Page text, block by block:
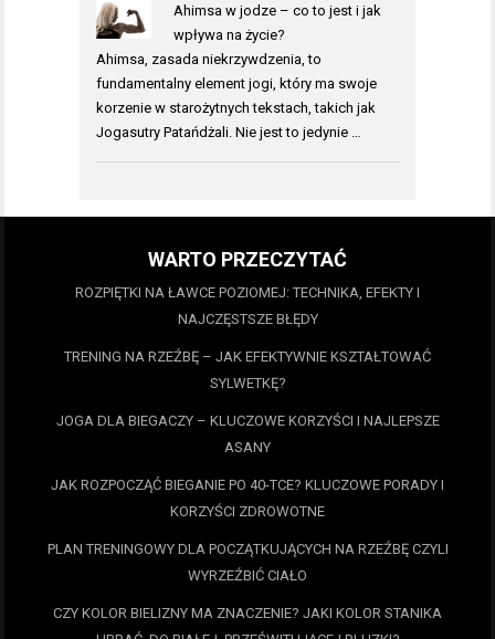
Ahimsa w jodze – co to jest i jak
wpływa na życie?
Ahimsa, zasada niekrzywdzenia, to
fundamentalny element jogi, który ma swoje
korzenie w starożytnych tekstach, takich jak
Jogasutry Patańdżali. Nie jest to jedynie …
WARTO PRZECZYTAĆ
ROZPIĘTKI NA ŁAWCE POZIOMEJ: TECHNIKA, EFEKTY I
NAJCZĘSTSZE BŁĘDY
TRENING NA RZEŹBĘ – JAK EFEKTYWNIE KSZTAŁTOWAĆ
SYLWETKĘ?
JOGA DLA BIEGACZY – KLUCZOWE KORZYŚCI I NAJLEPSZE
ASANY
JAK ROZPOCZĄĆ BIEGANIE PO 40-TCE? KLUCZOWE PORADY I
KORZYŚCI ZDROWOTNE
PLAN TRENINGOWY DLA POCZĄTKUJĄCYCH NA RZEŹBĘ CZYLI
WYRZEŹBIĆ CIAŁO
CZY KOLOR BIELIZNY MA ZNACZENIE? JAKI KOLOR STANIKA